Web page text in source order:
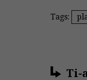
Tags:
Ti-